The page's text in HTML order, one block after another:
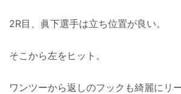
2R目、眞下選手は立ち位置が良い。
そこから左をヒット。
ワンツーから返しのフックも綺麗にリ